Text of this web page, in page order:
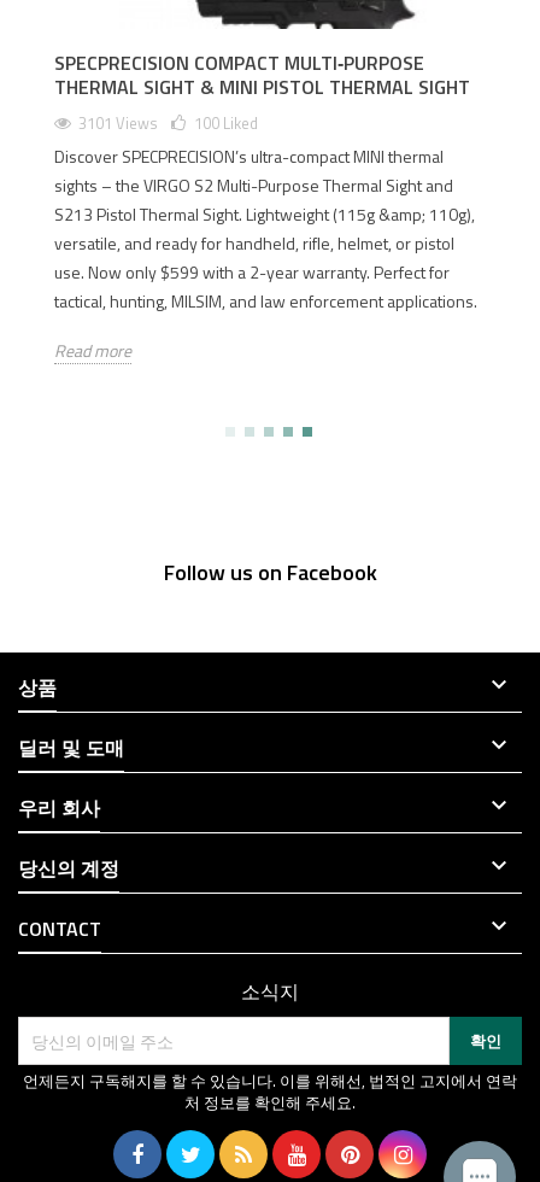
SPECPRECISION COMPACT MULTI‑PURPOSE
THERMAL SIGHT & MINI PISTOL THERMAL SIGHT
3101 Views 100 Liked
Discover SPECPRECISION’s ultra-compact MINI thermal
sights – the VIRGO S2 Multi-Purpose Thermal Sight and
S213 Pistol Thermal Sight. Lightweight (115g &amp; 110g),
versatile, and ready for handheld, rifle, helmet, or pistol
use. Now only $599 with a 2-year warranty. Perfect for
tactical, hunting, MILSIM, and law enforcement applications.
Read more
Follow us on Facebook
상품 
딜러 및 도매 
우리 회사 
당신의 계정 
CONTACT 
소식지
언제든지 구독해지를 할 수 있습니다. 이를 위해선, 법적인 고지에서 연락
처 정보를 확인해 주세요.